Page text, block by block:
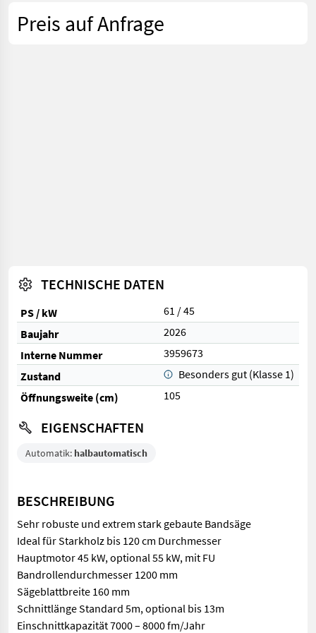
Preis auf Anfrage
TECHNISCHE DATEN
PS / kW
61 / 45
Baujahr
2026
Interne Nummer
3959673
Zustand
Besonders gut (Klasse 1)
Öffnungsweite (cm)
105
EIGENSCHAFTEN
Automatik: halbautomatisch
BESCHREIBUNG
Sehr robuste und extrem stark gebaute Bandsäge
Ideal für Starkholz bis 120 cm Durchmesser
Hauptmotor 45 kW, optional 55 kW, mit FU
Bandrollendurchmesser 1200 mm
Sägeblattbreite 160 mm
Schnittlänge Standard 5m, optional bis 13m
Einschnittkapazität 7000 – 8000 fm/Jahr